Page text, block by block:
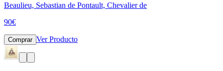
Beaulieu, Sebastian de Pontault, Chevalier de
90€
Comprar Ver Producto